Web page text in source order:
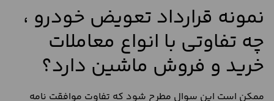
نمونه قرارداد تعویض خودرو ،
چه تفاوتی با انواع معاملات
خرید و فروش ماشین دارد؟
ممکن است این سوال مطرح شود که تفاوت موافقت نامه